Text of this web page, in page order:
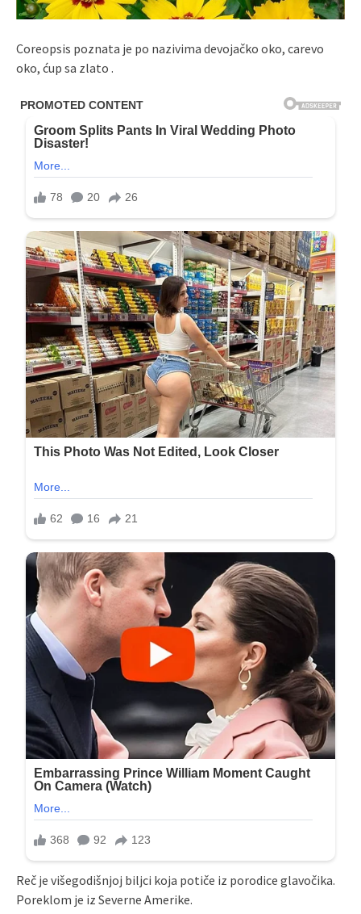
Coreopsis poznata je po nazivima devojačko oko, carevo
oko, ćup sa zlato .
Reč je višegodišnjoj biljci koja potiče iz porodice glavočika.
Poreklom je iz Severne Amerike.